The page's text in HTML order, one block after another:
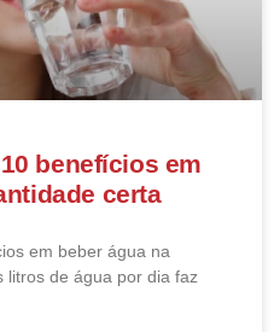
benefícios em
certa
em beber água na
litros de água por dia faz